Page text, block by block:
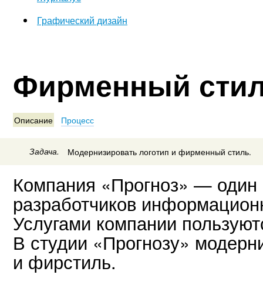
Графический дизайн
Фирменный
Описание Процесс
Задача. Модернизировать логотип и фирменный стиль.
Компания «Прогноз» — один
разработчиков
Услугами компании
В студии «Прогнозу»
и фирстиль.